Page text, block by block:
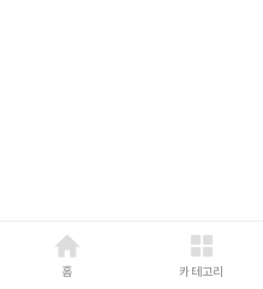
홈 카테고리